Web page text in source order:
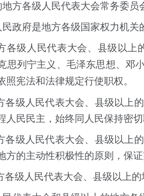
方各级人民代表大会常务委员
政府是地方各级国家权力机关
各级人民代表大会、县级以上
思列宁主义、毛泽东思想、邓小
照宪法和法律规定行使职权。
各级人民代表大会、县级以上
人民民主，始终同人民保持密
各级人民代表大会、县级以上
方的主动性积极性的原则，保
各级人民代表大会、县级以上